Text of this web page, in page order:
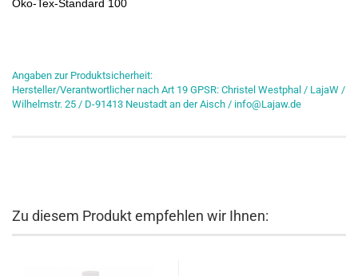
Öko-Tex-Standard 100
Angaben zur Produktsicherheit:
Hersteller/Verantwortlicher nach Art 19 GPSR: Christel Westphal / LajaW /
Wilhelmstr. 25 / D-91413 Neustadt an der Aisch / info@Lajaw.de
Zu diesem Produkt empfehlen wir Ihnen: